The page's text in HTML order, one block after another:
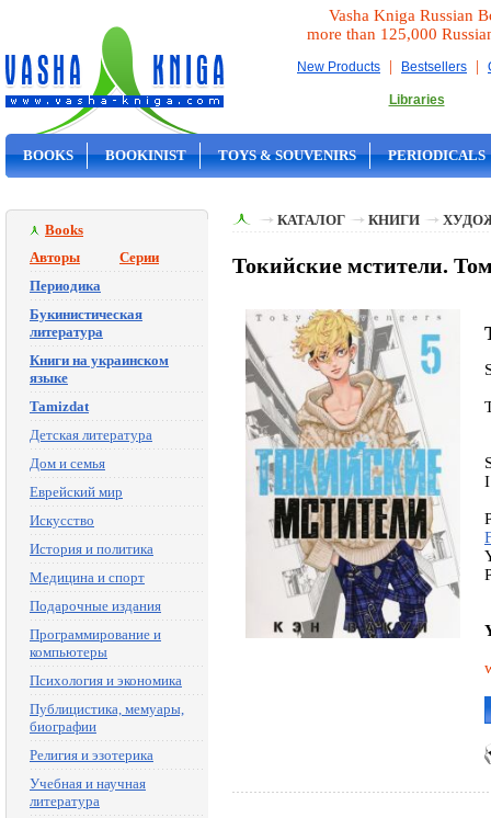
Vasha Kniga Russian
more than 125,000
New Products | Bestsellers |
Libraries
BOOKS BOOKINIST TOYS & SOUVENIRS PERIODICALS
Books
Авторы
Серии
Периодика
Букинистическая
литература
Книги на украинском
языке
Tamizdat
Детская литература
Дом и семья
Еврейский мир
Искусство
История и политика
Медицина и спорт
Подарочные издания
Программирование и
компьютеры
Психология и экономика
Публицистика, мемуары,
биографии
Религия и эзотерика
Учебная и научная
литература
КАТАЛОГ КНИГИ
Токийские мстители.